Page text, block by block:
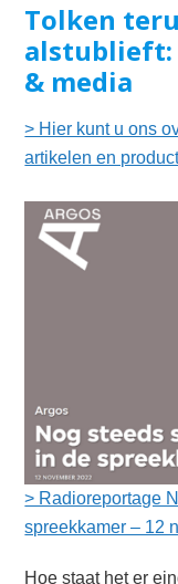
Tolken
alstublieft:
& media
> Hier kunt u ons
artikelen en
> Radioreportage
spreekkamer – 12
Hoe staat het er